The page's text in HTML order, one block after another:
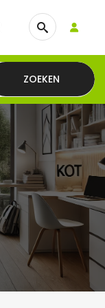
ZOEKEN